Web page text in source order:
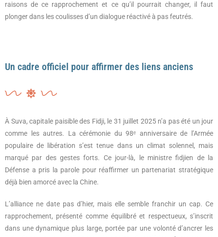
raisons de ce rapprochement et ce qu’il pourrait changer, il faut
plonger dans les coulisses d’un dialogue réactivé à pas feutrés.
Un cadre officiel pour affirmer des liens anciens
À Suva, capitale paisible des Fidji, le 31 juillet 2025 n’a pas été un jour
comme les autres. La cérémonie du 98ᵉ anniversaire de l’Armée
populaire de libération s’est tenue dans un climat solennel, mais
marqué par des gestes forts. Ce jour-là, le ministre fidjien de la
Défense a pris la parole pour réaffirmer un partenariat stratégique
déjà bien amorcé avec la Chine.
L’alliance ne date pas d’hier, mais elle semble franchir un cap. Ce
rapprochement, présenté comme équilibré et respectueux, s’inscrit
dans une dynamique plus large, portée par une volonté d’ancrer les